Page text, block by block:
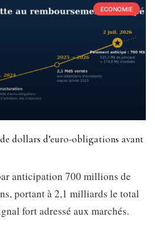
ECONOMIE
dollars d’euro-obligations avant
anticipation 700 millions de
portant à 2,1 milliards le total
fort adressé aux marchés.